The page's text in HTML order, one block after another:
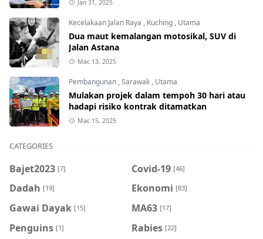
Jan 31, 2025
Kecelakaan Jalan Raya , Kuching , Utama
Dua maut kemalangan motosikal, SUV di
Jalan Astana
Mac 13, 2025
Pembangunan ,Sarawak , Utama
Mulakan projek dalam tempoh 30 hari atau
hadapi risiko kontrak ditamatkan
Mac 15, 2025
CATEGORIES
Bajet2023 [7] Covid-19 [46]
Dadah [19] Ekonomi [83]
Gawai Dayak [15] MA63 [17]
Penguins [1] Rabies [22]